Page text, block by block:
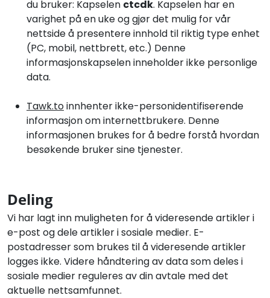
du bruker: Kapselen ctcdk. Kapselen har en
varighet på en uke og gjør det mulig for vår
nettside å presentere innhold til riktig type enhet
(PC, mobil, nettbrett, etc.) Denne
informasjonskapselen inneholder ikke personlige
data.
Tawk.toinnhenter ikke-personidentifiserende
informasjon om internettbrukere. Denne
informasjonen brukes for å bedre forstå hvordan
besøkende bruker sine tjenester.
Deling
Vi har lagt inn muligheten for å videresende artikler i
e-post og dele artikler i sosiale medier. E-
postadresser som brukes til å videresende artikler
logges ikke. Videre håndtering av data som deles i
sosiale medier reguleres av din avtale med det
aktuelle nettsamfunnet.